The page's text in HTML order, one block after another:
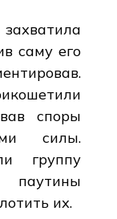
саму его
споры
силы.
группу
их.